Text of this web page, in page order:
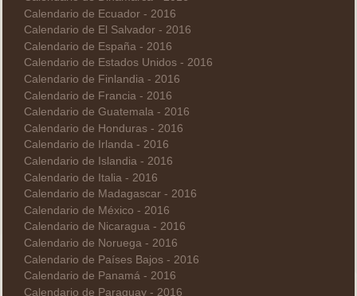
Calendario de Ecuador - 2016
Calendario de El Salvador - 2016
Calendario de España - 2016
Calendario de Estados Unidos - 2016
Calendario de Finlandia - 2016
Calendario de Francia - 2016
Calendario de Guatemala - 2016
Calendario de Honduras - 2016
Calendario de Irlanda - 2016
Calendario de Islandia - 2016
Calendario de Italia - 2016
Calendario de Madagascar - 2016
Calendario de México - 2016
Calendario de Nicaragua - 2016
Calendario de Noruega - 2016
Calendario de Países Bajos - 2016
Calendario de Panamá - 2016
Calendario de Paraguay - 2016